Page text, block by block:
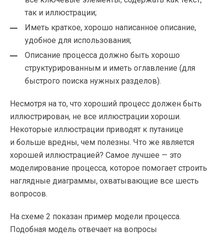
так и иллюстрации;
Иметь краткое, хорошо написанное описание,
удобное для использования;
Описание процесса должно быть хорошо
структурированным и иметь оглавление (для
быстрого поиска нужных разделов).
Несмотря на то, что хороший процесс должен быть
иллюстрирован, не все иллюстрации хороши.
Некоторые иллюстрации приводят к путанице
и больше вредны, чем полезны. Что же является
хорошей иллюстрацией? Самое лучшее — это
моделирование процесса, которое помогает строить
наглядные диаграммы, охватывающие все шесть
вопросов.
На схеме 2 показан пример модели процесса.
Подобная модель отвечает на вопросы